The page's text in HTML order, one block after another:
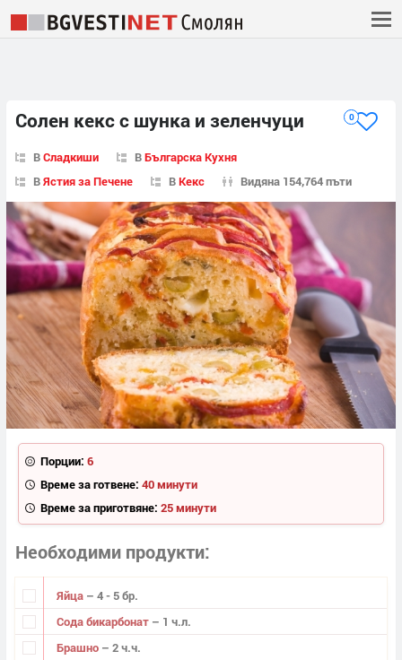
Солен кекс с шунка и зеленчуци 0
ВСладкиши ВБългарска Кухня
ВЯстия за Печене ВКекс Видяна 154,764 пъти
Порции: 6
Време за готвене: 40 минути
Време за приготвяне: 25 минути
Необходими продукти
Яйца – 4 - 5 бр.
Сода бикарбонат – 1 ч.л.
Брашно – 2 ч.ч.